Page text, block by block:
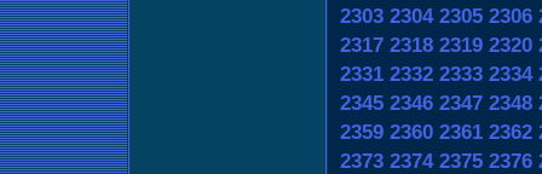
2303 2304 2305 2306
2317 2318 2319 2320
2331 2332 2333 2334
2345 2346 2347 2348
2359 2360 2361 2362
2373 2374 2375 2376